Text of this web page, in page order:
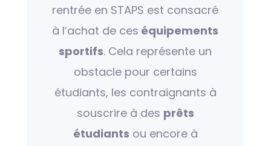
rentrée en STAPS est consacré
à l’achat de ces équipements
sportifs. Cela représente un
obstacle pour certains
étudiants, les contraignants à
souscrire à des prêts
étudiants ou encore à